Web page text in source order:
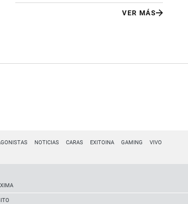
VER MÁS
NOTICIAS CARAS EXITOINA GAMING VIVO